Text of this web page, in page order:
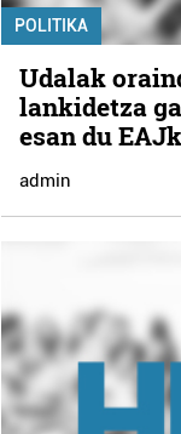
POLITIKA
Udalak
lankidetza
esan du EAJk
admin